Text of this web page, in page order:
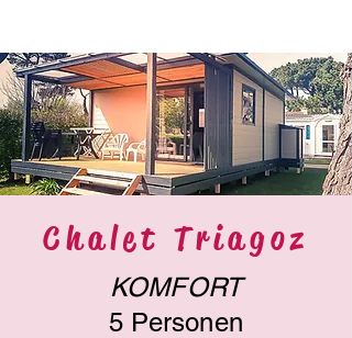
Chalet Triagoz
KOMFORT
5 Personen